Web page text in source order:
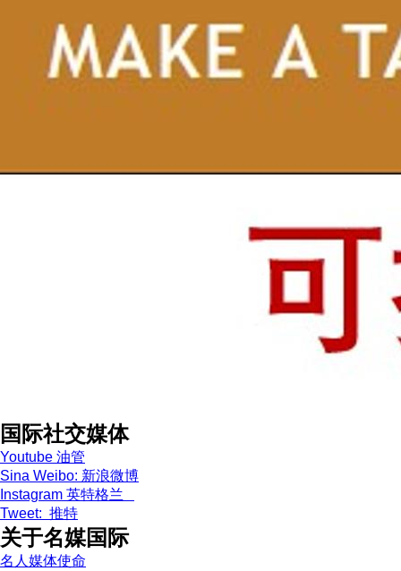
国际社交媒体
Youtube 油管
Sina Weibo: 新浪微博
Instagram 英特格兰
Tweet: 推特
关于名媒国际
名人媒体使命